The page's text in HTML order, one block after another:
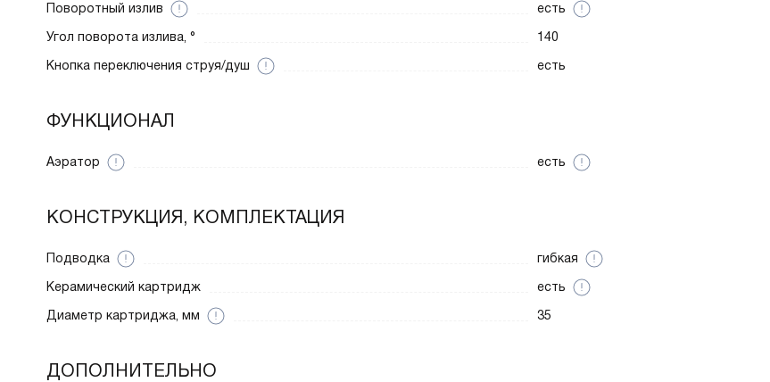
Поворотный излив
есть
Угол поворота излива, °
140
Кнопка переключения струя/душ
есть
ФУНКЦИОНАЛ
Аэратор есть
КОНСТРУКЦИЯ, КОМПЛЕКТАЦИЯ
Подводка
гибкая
Керамический картридж
есть
Диаметр картриджа, мм
35
ДОПОЛНИТЕЛЬНО